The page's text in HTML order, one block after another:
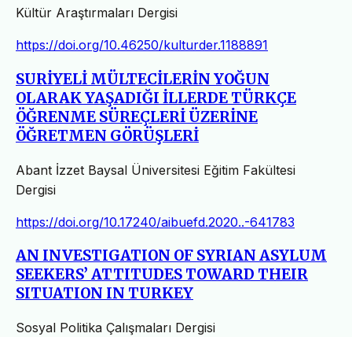
Kültür Araştırmaları Dergisi
https://doi.org/10.46250/kulturder.1188891
SURİYELİ MÜLTECİLERİN YOĞUN
OLARAK YAŞADIĞI İLLERDE TÜRKÇE
ÖĞRENME SÜREÇLERİ ÜZERİNE
ÖĞRETMEN GÖRÜŞLERİ
Abant İzzet Baysal Üniversitesi Eğitim Fakültesi
Dergisi
https://doi.org/10.17240/aibuefd.2020..-641783
AN INVESTIGATION OF SYRIAN ASYLUM
SEEKERS’ ATTITUDES TOWARD THEIR
SITUATION IN TURKEY
Sosyal Politika Çalışmaları Dergisi